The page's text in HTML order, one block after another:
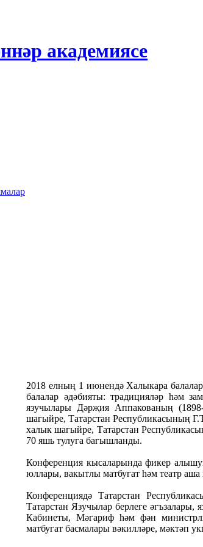
академиясе
2018 елның 1 июнендә Халыкара
балалар әдәбияты: традицияләр һәм
язучылары Дәрҗия Аппакованың
шагыйре, Татарстан Республикасының
халык шагыйре, Татарстан
70 яшь тулуга багышланды.
Конференция кысаларында фикер
юллары, вакытлы матбугат һәм театр
Конференциядә Татарстан
Татарстан Язучылар берлеге
Кабинеты, Мәгариф һәм фән
матбугат басмалары вәкилләре, мәктәп